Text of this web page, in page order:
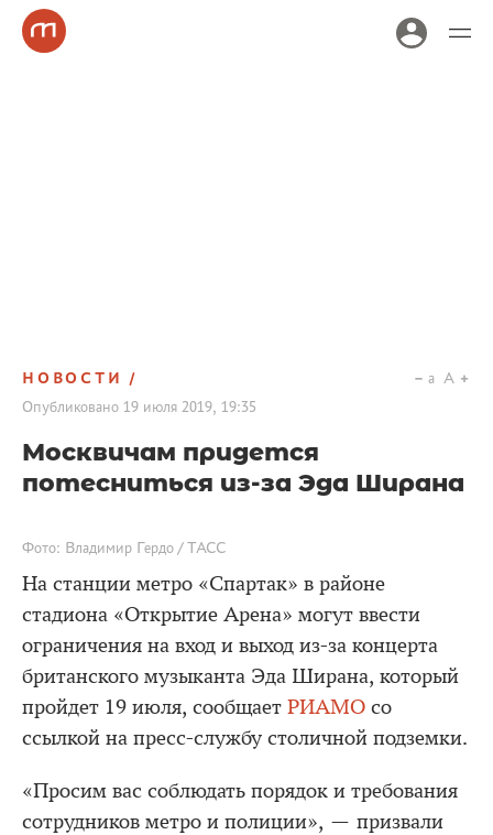
НОВОСТИ
Опубликовано 19 июля 2019, 19:35
a A
Москвичам придется
потесниться из-за Эда Ширана
Фото: Владимир Гердо / ТАСС
На станции метро «Спартак» в районе
стадиона «Открытие Арена» могут ввести
ограничения на вход и выход из-за концерта
британского музыканта Эда Ширана, который
пройдет 19 июля, сообщает РИАМО со
ссылкой на пресс-службу столичной подземки.
«Просим вас соблюдать порядок и требования
сотрудников метро и полиции», — призвали